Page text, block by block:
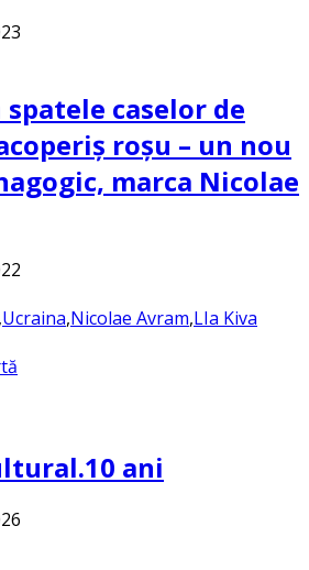
caselor de
roșu – un nou
marca Nicolae
,Ucraina,Nicolae Avram,LIa Kiva
ani